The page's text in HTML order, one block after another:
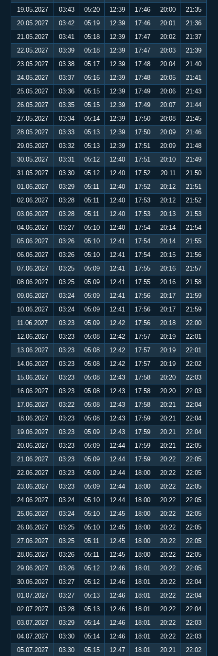
19.05.2027
03:43 05:20 12:39 17:46 20:00
21:35
20.05.2027
03:42 05:19 12:39 17:46 20:01
21:36
21.05.2027
03:41 05:18 12:39 17:47 20:02
21:37
22.05.2027
03:39 05:18 12:39 17:47 20:03
21:39
23.05.2027
03:38 05:17 12:39 17:48 20:04
21:40
24.05.2027
03:37 05:16 12:39 17:48 20:05
21:41
25.05.2027
03:36 05:15 12:39 17:49 20:06
21:43
26.05.2027
03:35 05:15 12:39 17:49 20:07
21:44
27.05.2027
03:34 05:14 12:39 17:50 20:08
21:45
28.05.2027
03:33 05:13 12:39 17:50 20:09
21:46
29.05.2027
03:32 05:13 12:39 17:51 20:09
21:48
30.05.2027
03:31 05:12 12:40 17:51 20:10
21:49
31.05.2027
03:30 05:12 12:40 17:52 20:11
21:50
01.06.2027
03:29 05:11 12:40 17:52 20:12
21:51
02.06.2027
03:28 05:11 12:40 17:53 20:12
21:52
03.06.2027
03:28 05:11 12:40 17:53 20:13
21:53
04.06.2027
03:27 05:10 12:40 17:54 20:14
21:54
05.06.2027
03:26 05:10 12:41 17:54 20:14
21:55
06.06.2027
03:26 05:10 12:41 17:54 20:15
21:56
07.06.2027
03:25 05:09 12:41 17:55 20:16
21:57
08.06.2027
03:25 05:09 12:41 17:55 20:16
21:58
09.06.2027
03:24 05:09 12:41 17:56 20:17
21:59
10.06.2027
03:24 05:09 12:41 17:56 20:17
21:59
11.06.2027
03:23 05:09 12:42 17:56 20:18
22:00
12.06.2027
03:23 05:08 12:42 17:57 20:19
22:01
13.06.2027
03:23 05:08 12:42 17:57 20:19
22:01
14.06.2027
03:23 05:08 12:42 17:57 20:19
22:02
15.06.2027
03:23 05:08 12:43 17:58 20:20
22:03
16.06.2027
03:23 05:08 12:43 17:58 20:20
22:03
17.06.2027
03:22 05:08 12:43 17:58 20:21
22:04
18.06.2027
03:23 05:08 12:43 17:59 20:21
22:04
19.06.2027
03:23 05:09 12:43 17:59 20:21
22:04
20.06.2027
03:23 05:09 12:44 17:59 20:21
22:05
21.06.2027
03:23 05:09 12:44 17:59 20:22
22:05
22.06.2027
03:23 05:09 12:44 18:00 20:22
22:05
23.06.2027
03:23 05:09 12:44 18:00 20:22
22:05
24.06.2027
03:24 05:10 12:44 18:00 20:22
22:05
25.06.2027
03:24 05:10 12:45 18:00 20:22
22:05
26.06.2027
03:25 05:10 12:45 18:00 20:22
22:05
27.06.2027
03:25 05:11 12:45 18:00 20:22
22:05
28.06.2027
03:26 05:11 12:45 18:00 20:22
22:05
29.06.2027
03:26 05:12 12:46 18:01 20:22
22:05
30.06.2027
03:27 05:12 12:46 18:01 20:22
22:04
01.07.2027
03:27 05:13 12:46 18:01 20:22
22:04
02.07.2027
03:28 05:13 12:46 18:01 20:22
22:04
03.07.2027
03:29 05:14 12:46 18:01 20:22
22:03
04.07.2027
03:30 05:14 12:46 18:01 20:22
22:03
05.07.2027
03:30 05:15 12:47 18:01 20:21
22:02